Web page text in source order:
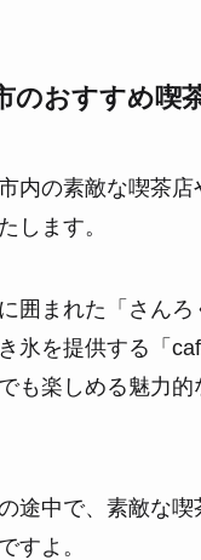
のおすすめ喫
内の素敵な喫茶店
します。
囲まれた「さんろ
氷を提供する「
も楽しめる魅力的
途中で、素敵な喫
すよ。